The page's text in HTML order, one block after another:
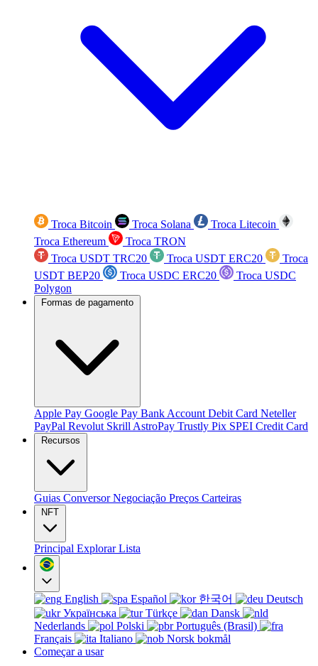
Troca Bitcoin Troca Solana
Troca Litecoin
Troca Ethereum
Troca TRON
Troca USDT TRC20
Troca USDT ERC20
Troca
USDT BEP20
Troca USDC ERC20
Troca USDC
Polygon
Formas de pagamento
Apple Pay Google Pay Bank Account Debit Card Neteller
PayPal Revolut Skrill AstroPay Trustly Pix SPEI Credit Card
Recursos
Guias ConversorNegociação Preços Carteiras
NFT
Principal ExplorarLista
English Español 한국어
Deutsch
Українська
Türkçe
Dansk
Nederlands
Polski
Português (Brasil)
Français
Italiano
Norsk bokmål
Começar a usar